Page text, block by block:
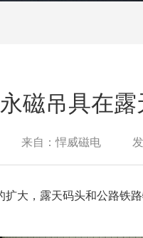
磁吊具在
来自：悍威磁电
扩大，露天码头和公路铁